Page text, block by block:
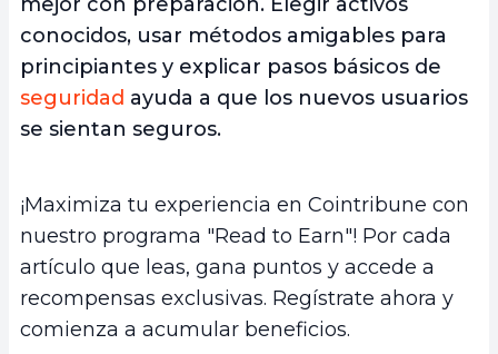
conocidos, usar métodos amigables para
principiantes y explicar pasos básicos de
seguridad ayuda a que los nuevos usuarios
se sientan seguros.
¡Maximiza tu experiencia en Cointribune con
nuestro programa "Read to Earn"! Por cada
artículo que leas, gana puntos y accede a
recompensas exclusivas. Regístrate ahora y
comienza a acumular beneficios.